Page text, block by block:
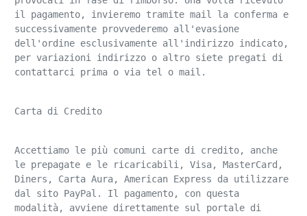
il pagamento, invieremo tramite mail la conferma e
successivamente provvederemo all'evasione
dell'ordine esclusivamente all'indirizzo indicato,
per variazioni indirizzo o altro siete pregati di
contattarci prima o via tel o mail.
Carta di Credito
Accettiamo le più comuni carte di credito, anche
le prepagate e le ricaricabili, Visa, MasterCard,
Diners, Carta Aura, American Express da utilizzare
dal sito PayPal. Il pagamento, con questa
modalità, avviene direttamente sul portale di